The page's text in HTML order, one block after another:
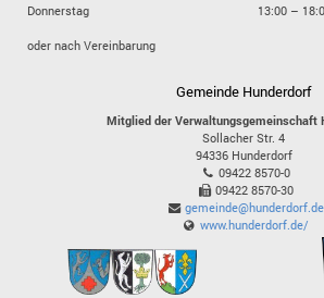
Donnerstag
13:00 –
oder nach Vereinbarung
Gemeinde Hunderdorf
Mitglied der Verwaltungsgemeinschaft
Sollacher Str. 4
94336 Hunderdorf
09422 8570-0
09422 8570-30
gemeinde@hunderdorf.de
www.hunderdorf.de/